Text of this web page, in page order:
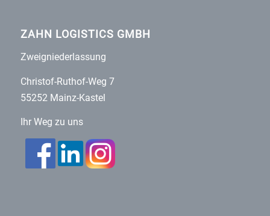
ZAHN LOGISTICS GMBH
Zweigniederlassung
Christof-Ruthof-Weg 7
55252 Mainz-Kastel
Ihr Weg zu uns